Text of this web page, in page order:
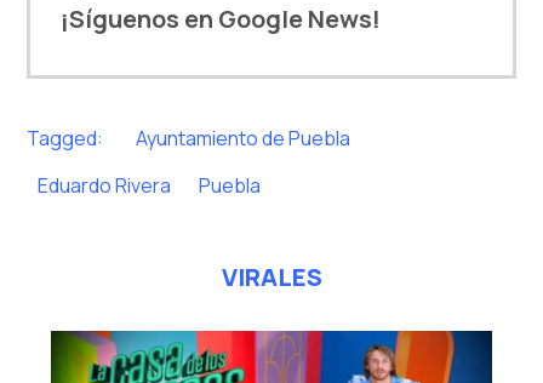
¡Síguenos en Google News!
Tagged:
Ayuntamiento de Puebla
Eduardo Rivera
Puebla
VIRALES